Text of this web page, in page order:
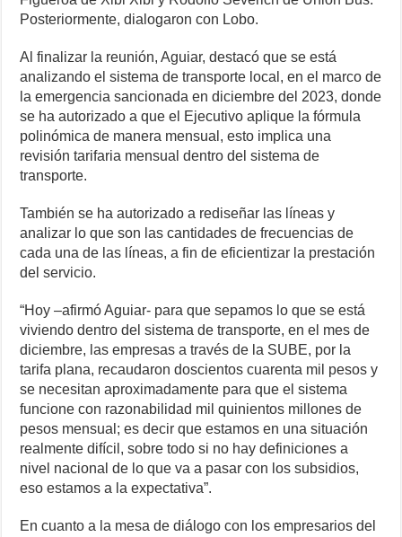
Posteriormente, dialogaron con Lobo.
Al finalizar la reunión, Aguiar, destacó que se está
analizando el sistema de transporte local, en el marco de
la emergencia sancionada en diciembre del 2023, donde
se ha autorizado a que el Ejecutivo aplique la fórmula
polinómica de manera mensual, esto implica una
revisión tarifaria mensual dentro del sistema de
transporte.
También se ha autorizado a rediseñar las líneas y
analizar lo que son las cantidades de frecuencias de
cada una de las líneas, a fin de eficientizar la prestación
del servicio.
“Hoy –afirmó Aguiar- para que sepamos lo que se está
viviendo dentro del sistema de transporte, en el mes de
diciembre, las empresas a través de la SUBE, por la
tarifa plana, recaudaron doscientos cuarenta mil pesos y
se necesitan aproximadamente para que el sistema
funcione con razonabilidad mil quinientos millones de
pesos mensual; es decir que estamos en una situación
realmente difícil, sobre todo si no hay definiciones a
nivel nacional de lo que va a pasar con los subsidios,
eso estamos a la expectativa”.
En cuanto a la mesa de diálogo con los empresarios del